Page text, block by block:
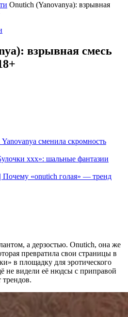
Onutich (Yanovanya): взрывная
взрывная смесь
Yanovanya сменила скромность
ххх»: шальные фантазии
Почему «onutich голая» — тренд
а дерзостью. Onutich, она же
превратила свои страницы в
в площадку для эротического
не видели её нюдсы с приправой